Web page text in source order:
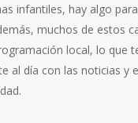
infantiles, hay algo
muchos de estos
local, lo que
al día con las noticias y